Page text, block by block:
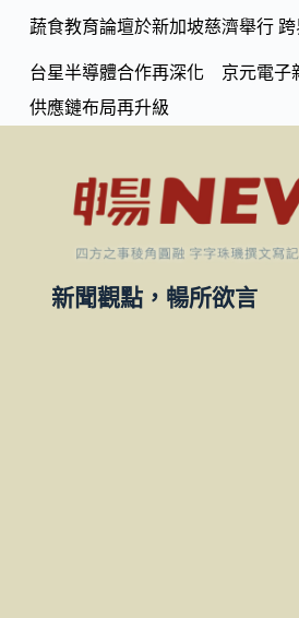
蔬食教育論壇於新加坡慈濟舉行
台星半導體合作再深化 京元電
供應鏈布局再升級
新聞觀點，暢所欲言